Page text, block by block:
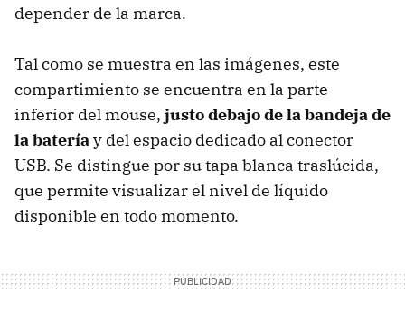
depender de la marca.
Tal como se muestra en las imágenes, este
compartimiento se encuentra en la parte
inferior del mouse, justo debajo de la bandeja de
la bateríay del espacio dedicado al conector
USB. Se distingue por su tapa blanca traslúcida,
que permite visualizar el nivel de líquido
disponible en todo momento.